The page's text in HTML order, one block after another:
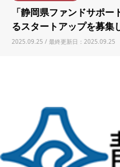
「静岡県ファンドサポ
るスタートアップを募集
2025.09.25 / 最終更新日：2025.09.25